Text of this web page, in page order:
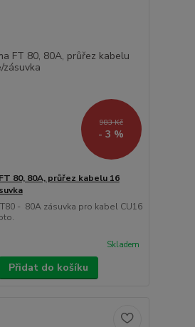
983 Kč
- 3 %
80, 80A, průřez kabelu 16
- 80A zásuvka pro kabel CU16
Skladem
Přidat do košíku